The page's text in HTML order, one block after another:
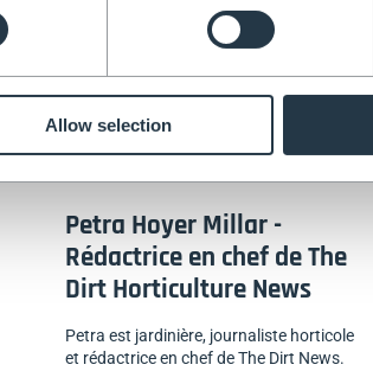
Allow selection
Petra Hoyer Millar -
Rédactrice en chef de The
Dirt Horticulture News
Petra est jardinière, journaliste horticole
et rédactrice en chef de The Dirt News.